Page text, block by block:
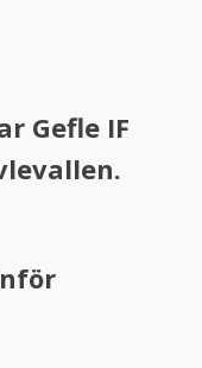
Gefle IF